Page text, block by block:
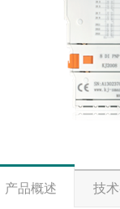
产品概述 技